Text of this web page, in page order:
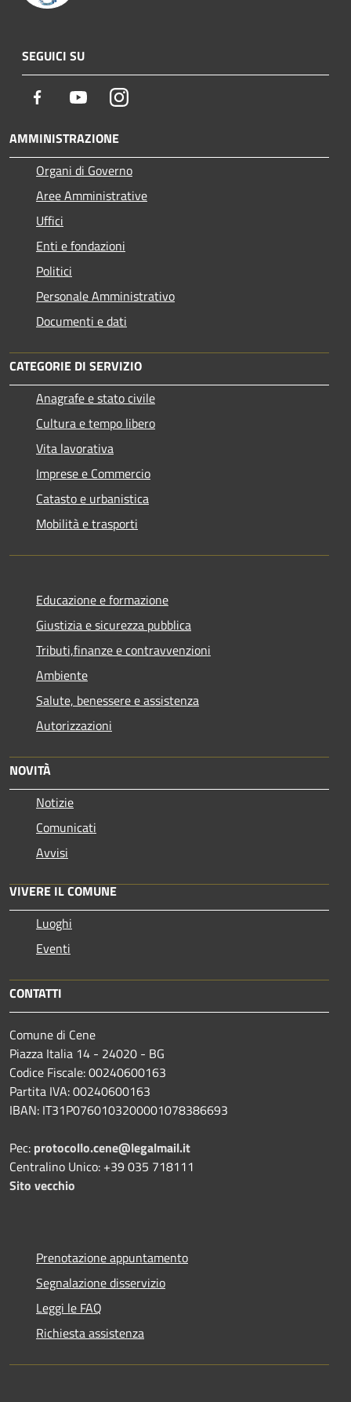
SEGUICI SU
Facebook YoutubeInstagram
AMMINISTRAZIONE
Organi di Governo
Aree Amministrative
Uffici
Enti e fondazioni
Politici
Personale Amministrativo
Documenti e dati
CATEGORIE DI SERVIZIO
Anagrafe e stato civile
Cultura e tempo libero
Vita lavorativa
Imprese e Commercio
Catasto e urbanistica
Mobilità e trasporti
Educazione e formazione
Giustizia e sicurezza pubblica
Tributi,finanze e contravvenzioni
Ambiente
Salute, benessere e assistenza
Autorizzazioni
NOVITÀ
Notizie
Comunicati
Avvisi
VIVERE IL COMUNE
Luoghi
Eventi
CONTATTI
Comune di Cene
Piazza Italia 14 - 24020 - BG
Codice Fiscale: 00240600163
Partita IVA: 00240600163
IBAN: IT31P0760103200001078386693
Pec: protocollo.cene@legalmail.it
Centralino Unico: +39 035 718111
Sito vecchio
Prenotazione appuntamento
Segnalazione disservizio
Leggi le FAQ
Richiesta assistenza